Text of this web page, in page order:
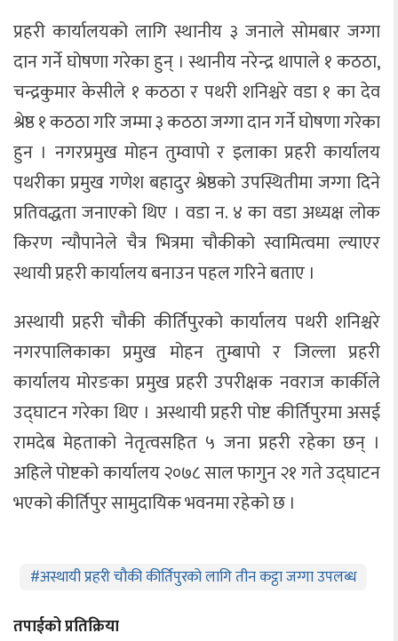
प्रहरी कार्यालयको लागि स्थानीय ३ जनाले सोमबार जग्गा
दान गर्ने घोषणा गरेका हुन् । स्थानीय नरेन्द्र थापाले १ कठठा,
चन्द्रकुमार केसीले १ कठठा र पथरी शनिश्चरे वडा १ का देव
श्रेष्ठ १ कठठा गरि जम्मा ३ कठठा जग्गा दान गर्ने घोषणा गरेका
हुन । नगरप्रमुख मोहन तुम्वापो र इलाका प्रहरी कार्यालय
पथरीका प्रमुख गणेश बहादुर श्रेष्ठको उपस्थितीमा जग्गा दिने
प्रतिवद्धता जनाएको थिए । वडा न. ४ का वडा अध्यक्ष लोक
किरण न्यौपानेले चैत्र भित्रमा चौकीको स्वामित्वमा ल्याएर
स्थायी प्रहरी कार्यालय बनाउन पहल गरिने बताए ।
अस्थायी प्रहरी चौकी कीर्तिपुरको कार्यालय पथरी शनिश्चरे
नगरपालिकाका प्रमुख मोहन तुम्बापो र जिल्ला प्रहरी
कार्यालय मोरङका प्रमुख प्रहरी उपरीक्षक नवराज कार्कीले
उद्घाटन गरेका थिए । अस्थायी प्रहरी पोष्ट कीर्तिपुरमा असई
रामदेब मेहताको नेतृत्वसहित ५ जना प्रहरी रहेका छन् ।
अहिले पोष्टको कार्यालय २०७८ साल फागुन २१ गते उद्घाटन
भएको कीर्तिपुर सामुदायिक भवनमा रहेको छ ।
#अस्थायी प्रहरी चौकी कीर्तिपुरको लागि तीन कट्ठा जग्गा उपलब्ध
तपाईको प्रतिक्रिया